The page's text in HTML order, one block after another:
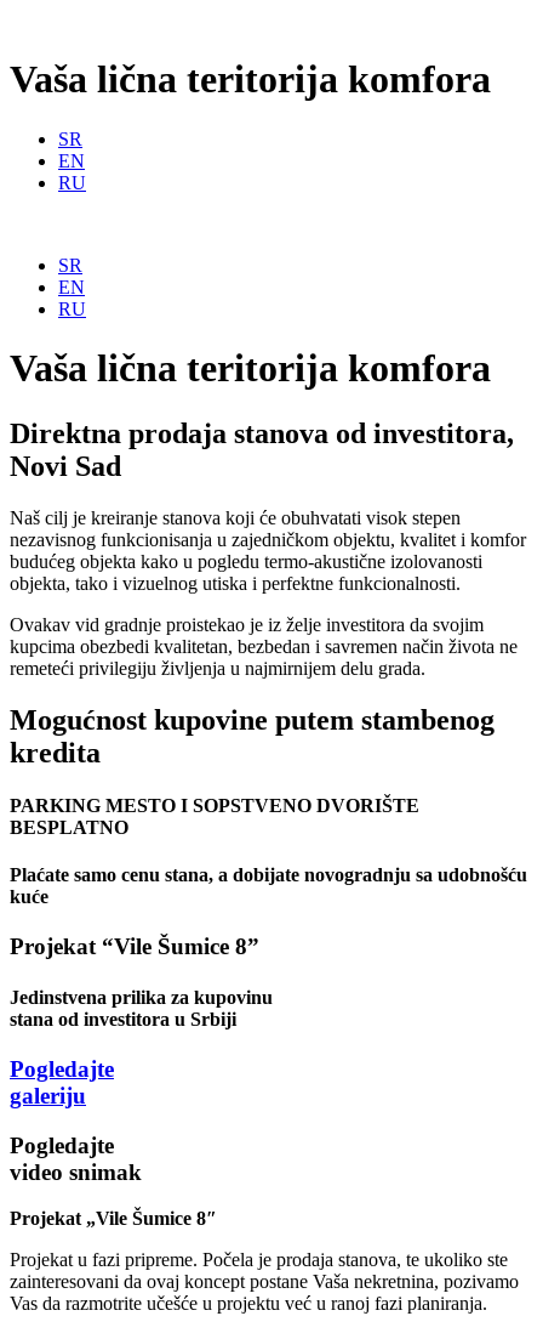
садржај
Vaša lična teritorija komfora
SR
EN
RU
SR
EN
RU
Vaša lična teritorija komfora
Direktna prodaja stanova od investitora,
Novi Sad
Naš cilj je kreiranje stanova koji će obuhvatati visok stepen
nezavisnog funkcionisanja u zajedničkom objektu, kvalitet i komfor
budućeg objekta kako u pogledu termo-akustične izolovanosti
objekta, tako i vizuelnog utiska i perfektne funkcionalnosti.
Ovakav vid gradnje proistekao je iz želje investitora da svojim
kupcima obezbedi kvalitetan, bezbedan i savremen način života ne
remeteći privilegiju življenja u najmirnijem delu grada.
Mogućnost kupovine putem stambenog
kredita
PARKING MESTO I SOPSTVENO DVORIŠTE
BESPLATNO
Plaćate samo cenu stana, a dobijate novogradnju sa udobnošću
kuće
Projekat “Vile Šumice 8”
Jedinstvena prilika za kupovinu
stana od investitora u Srbiji
Pogledajte
galeriju
Pogledajte
video snimak
Projekat „Vile Šumice 8″
Projekat u fazi pripreme. Počela je prodaja stanova, te ukoliko ste
zainteresovani da ovaj koncept postane Vaša nekretnina, pozivamo
Vas da razmotrite učešće u projektu već u ranoj fazi planiranja.